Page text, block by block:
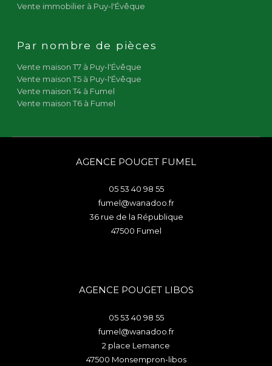
Vente immobilier à Puy-l'Évêque
Par nombre de pièces
Vente maison T7 à Puy-l'Évêque
Vente maison T5 à Puy-l'Évêque
Vente maison T4 à Fumel
Vente maison T6 à Fumel
AGENCE POUGET FUMEL
05 53 40 98 55
fumel@wanadoo.fr
36 rue de la République
47500
fumel
AGENCE POUGET LIBOS
05 53 40 98 55
fumel@wanadoo.fr
2 place Lemance
47500
monsempron-libos